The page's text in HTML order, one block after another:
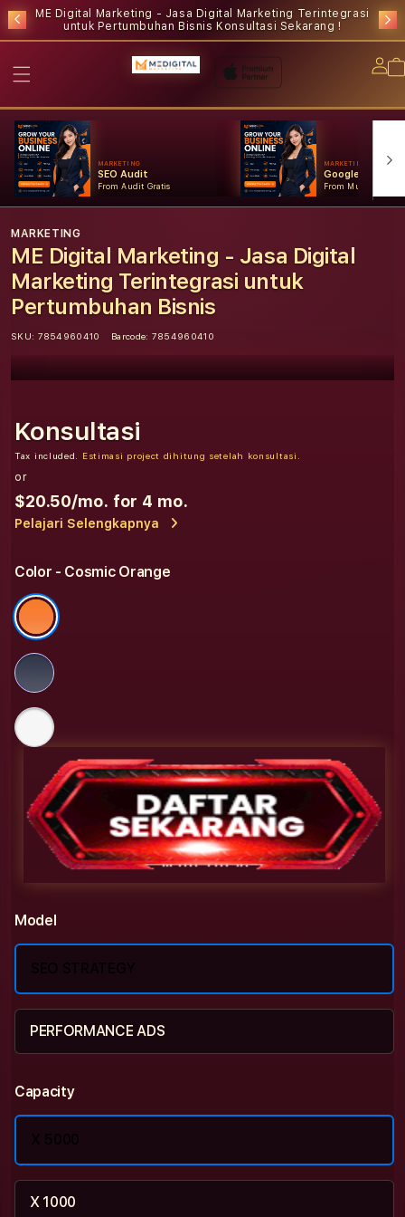
ME Digital Marketing - Jasa Digital Marketing Terintegrasi
untuk Pertumbuhan Bisnis Konsultasi Sekarang !
MARKETING
SEO Audit
From Audit Gratis
MARKETING
Google Ads
From Mulai
MARKETING
ME Digital Marketing - Jasa Digital
Marketing Terintegrasi untuk
Pertumbuhan Bisnis
SKU: 7854960410 Barcode: 7854960410
Konsultasi
Tax included. Estimasi project dihitung setelah konsultasi.
or
$20.50/mo. for 4 mo.
Pelajari Selengkapnya
Color - Cosmic Orange
Model
SEO STRATEGY
PERFORMANCE ADS
Capacity
X 5000
X 1000